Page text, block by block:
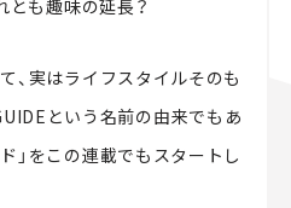
とも趣味の延長？
、実はライフスタイルそのも
という名前の由来でもあ
」をこの連載でもスタートし